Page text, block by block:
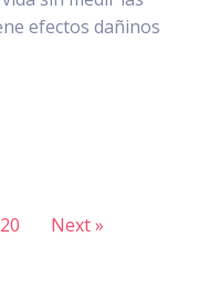
efectos dañinos
20 Next »